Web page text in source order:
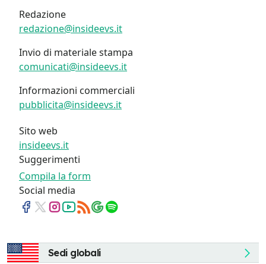
Redazione
redazione@insideevs.it
Invio di materiale stampa
comunicati@insideevs.it
Informazioni commerciali
pubblicita@insideevs.it
Sito web
insideevs.it
Suggerimenti
Compila la form
Social media
Sedi globali